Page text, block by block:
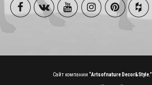
Сайт компании “Artsofnature Decor&Style.”